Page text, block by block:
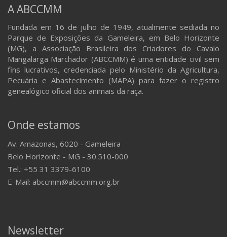
A ABCCMM
Fundada em 16 de julho de 1949, atualmente sediada no
Parque de Exposições da Gameleira, em Belo Horizonte
(MG), a Associação Brasileira dos Criadores do Cavalo
Mangalarga Marchador (ABCCMM) é uma entidade civil sem
fins lucrativos, credenciada pelo Ministério da Agricultura,
Pecuária e Abastecimento (MAPA) para fazer o registro
genealógico oficial dos animais da raça.
Onde estamos
Av. Amazonas, 6020 - Gameleira
Belo Horizonte - MG - 30.510-000
Tel.: +55 31 3379-6100
E-Mail: abccmm@abccmm.org.br
Newsletter